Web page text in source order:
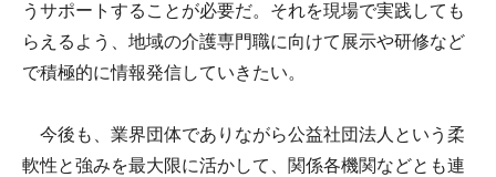
うサポートすることが必要だ。それを現場で実践しても
らえるよう、地域の介護専門職に向けて展示や研修など
で積極的に情報発信していきたい。
今後も、業界団体でありながら公益社団法人という柔
軟性と強みを最大限に活かして、関係各機関などとも連